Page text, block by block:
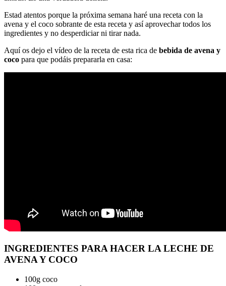
Estad atentos porque la próxima semana haré una receta con la
avena y el coco sobrante de esta receta y así aprovechar todos los
ingredientes y no desperdiciar ni tirar nada.
Aquí os dejo el vídeo de la receta de esta rica de bebida de avena y
coco para que podáis prepararla en casa:
INGREDIENTES PARA HACER LA LECHE DE
AVENA Y COCO
100g coco